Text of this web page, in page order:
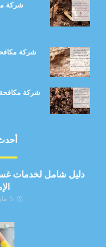
شركة
شركة مكافحة
شركة مكافحة
دليل شامل لخدمات
5 مارس، 2026